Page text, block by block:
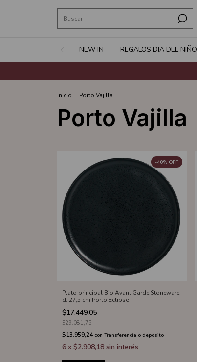
NEW IN REGALOS DIA DEL NIÑO
Inicio . Porto Vajilla
Porto Vajilla
Plato principal Bio Avant Garde Stoneware
d. 27,5 cm Porto Eclipse
$17.449,05
-40% OFF
$29.081,75
$13.959,24 con Transferencia o depósito
6 x $2.908,18 sin interés